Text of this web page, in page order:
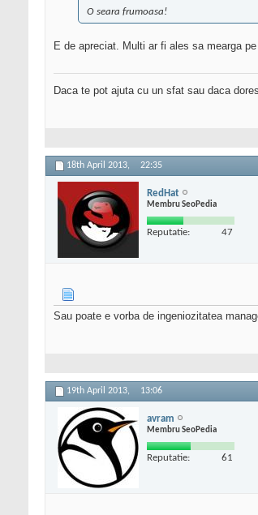
O seara frumoasa!
E de apreciat. Multi ar fi ales sa mearga
Daca te pot ajuta cu un sfat sau daca
18th April 2013, 22:35
RedHat
Membru SeoPedia
Reputatie: 47
Sau poate e vorba de ingeniozitatea
19th April 2013, 13:06
avram
Membru SeoPedia
Reputatie: 61